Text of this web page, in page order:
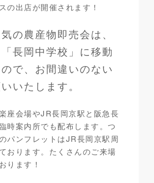
の出店が開催されます！
の農産物即売会は、
長岡中学校」に移動
で、お間違いのない
いたします。
座会場やJR長岡京駅と阪急長
時案内所でも配布します。つ
パンフレットはJR長岡京駅周
おります。たくさんのご来場
ります！